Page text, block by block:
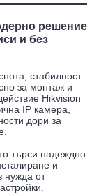
решение
и без
стабилност
за монтаж и
Hikvision
IP камера,
дори за
търси надеждно
и
нужда от